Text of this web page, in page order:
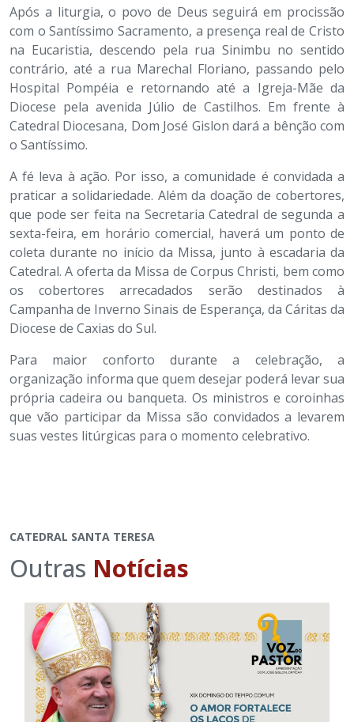
Após a liturgia, o povo de Deus seguirá em procissão
com o Santíssimo Sacramento, a presença real de Cristo
na Eucaristia, descendo pela rua Sinimbu no sentido
contrário, até a rua Marechal Floriano, passando pelo
Hospital Pompéia e retornando até a Igreja-Mãe da
Diocese pela avenida Júlio de Castilhos. Em frente à
Catedral Diocesana, Dom José Gislon dará a bênção com
o Santíssimo.
A fé leva à ação. Por isso, a comunidade é convidada a
praticar a solidariedade. Além da doação de cobertores,
que pode ser feita na Secretaria Catedral de segunda a
sexta-feira, em horário comercial, haverá um ponto de
coleta durante no início da Missa, junto à escadaria da
Catedral. A oferta da Missa de Corpus Christi, bem como
os cobertores arrecadados serão destinados à
Campanha de Inverno Sinais de Esperança, da Cáritas da
Diocese de Caxias do Sul.
Para maior conforto durante a celebração, a
organização informa que quem desejar poderá levar sua
própria cadeira ou banqueta. Os ministros e coroinhas
que vão participar da Missa são convidados a levarem
suas vestes litúrgicas para o momento celebrativo.
CATEDRAL SANTA TERESA
Outras Notícias